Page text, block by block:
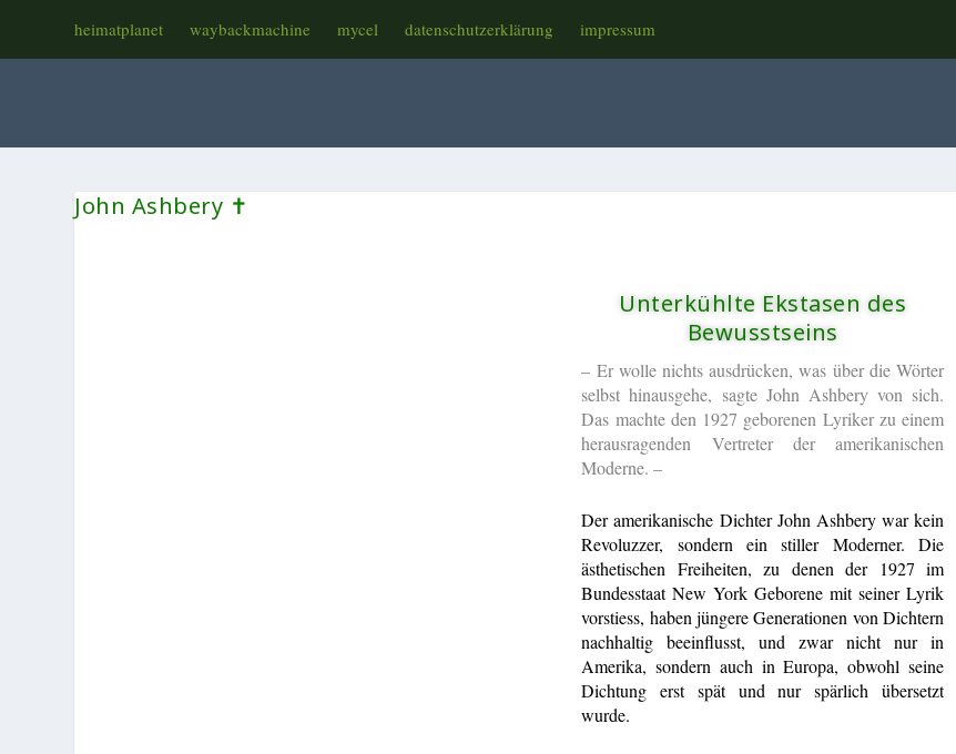
heimatplanet waybackmachine mycel datenschutzerklärung impressum
John Ashbery ✝︎
Unterkühlte Ekstasen des
Bewusstseins
– Er wolle nichts ausdrücken, was über die Wörter
selbst hinausgehe, sagte John Ashbery von sich.
Das machte den 1927 geborenen Lyriker zu einem
herausragenden Vertreter der amerikanischen
Moderne. –
Der amerikanische Dichter John Ashbery war kein
Revoluzzer, sondern ein stiller Moderner. Die
ästhetischen Freiheiten, zu denen der 1927 im
Bundesstaat New York Geborene mit seiner Lyrik
vorstiess, haben jüngere Generationen von Dichtern
nachhaltig beeinflusst, und zwar nicht nur in
Amerika, sondern auch in Europa, obwohl seine
Dichtung erst spät und nur spärlich übersetzt
wurde.